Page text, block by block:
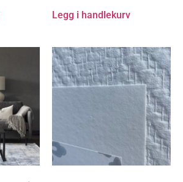
Legg i handlekurv